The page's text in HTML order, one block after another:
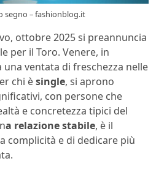
segno – fashionblog.it
ottobre 2025 si preannuncia
per il Toro. Venere, in
ventata di freschezza nelle
chi èsingle, si aprono
con persone che
e concretezza tipici del
a relazione stabile, è il
complicità e di dedicare più